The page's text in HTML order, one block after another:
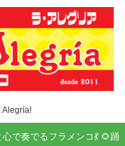
Alegría!
で奏でるフラメンコ💃 🌻踊